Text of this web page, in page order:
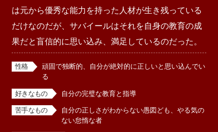
は元から優秀な能力を持った人材が生き残っている
だけなのだが、サバイールはそれを自身の教育の成
果だと盲信的に思い込み、満足しているのだった。
性格
頑固で独断的、自分が絶対的に正しいと思い込んでい
る
好きなもの 自分の完璧な教育と指導
苦手なもの
自分の正しさがわからない愚図ども、やる気の
ない怠惰な者